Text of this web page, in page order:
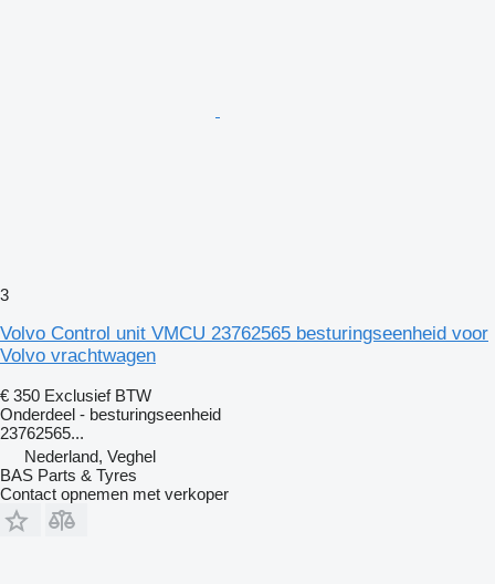
3
Volvo Control unit VMCU 23762565 besturingseenheid voor
Volvo vrachtwagen
€ 350 Exclusief BTW
Onderdeel - besturingseenheid
23762565...
Nederland, Veghel
BAS Parts & Tyres
Contact opnemen met verkoper